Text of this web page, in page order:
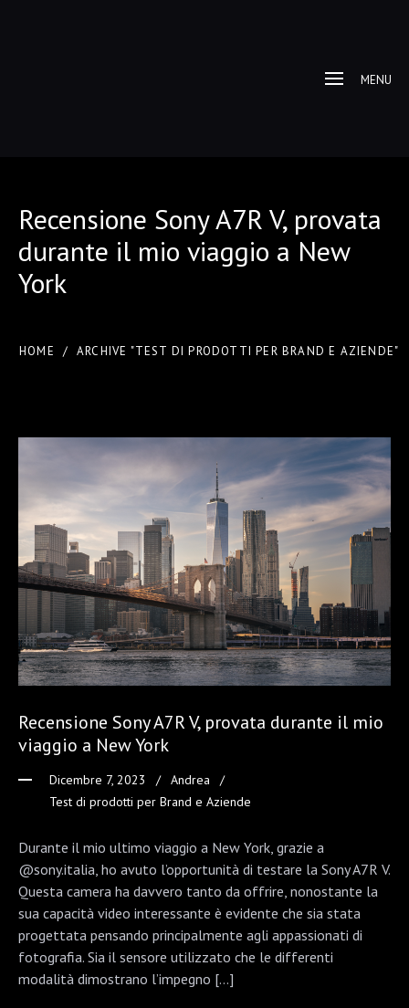
MENU
Recensione Sony A7R V, provata
durante il mio viaggio a New
York
HOME / ARCHIVE "TEST DI PRODOTTI PER BRAND E AZIENDE"
Recensione Sony A7R V, provata durante il mio
viaggio a New York
Dicembre 7, 2023
Andrea
Test di prodotti per Brand e Aziende
Durante il mio ultimo viaggio a New York, grazie a
@sony.italia, ho avuto l’opportunità di testare la Sony A7R V.
Questa camera ha davvero tanto da offrire, nonostante la
sua capacità video interessante è evidente che sia stata
progettata pensando principalmente agli appassionati di
fotografia. Sia il sensore utilizzato che le differenti
modalità dimostrano l’impegno […]